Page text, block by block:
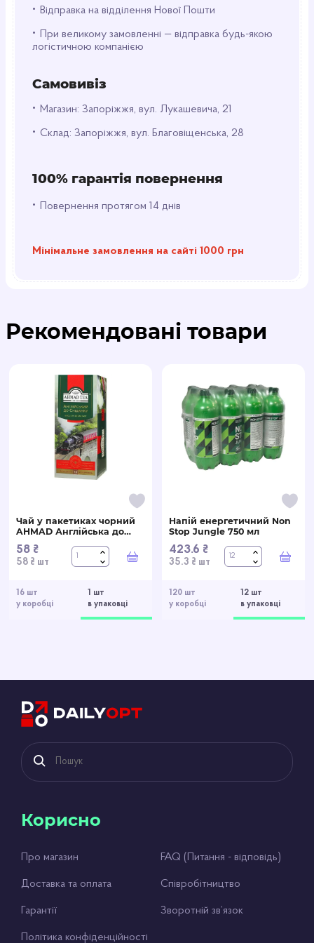
• Відправка на відділення Нової Пошти
•
При великому замовленні — відправка будь-якою
логістичною компанією
Самовивіз
• Магазин: Запоріжжя, вул. Лукашевича, 21
• Склад: Запоріжжя, вул. Благовіщенська, 28
100% гарантія повернення
• Повернення протягом 14 днів
Мінімальне замовлення на сайті 1000 грн
бізнесу.
Доставка по Україні:
Завдяки надійній логістиці та досвідченим
фахівцям, ваше замовлення буде доставлено
вчасно та у відмінному стані.
запропонувавши вашим клієнтам витончений
вишуканим смаком та ароматом цього напою,
Рекомендовані товари
16 шт
у коробці
1 шт
в упаковці
Чай у пакетиках чорний
AHMAD Англійська до
Сніданку 25 х 2 г
58 ₴
58 ₴ шт У кошик
120 шт
у коробці
12 шт
в упаковці
Напій енергетичний Non
Stop Jungle 750 мл
423.6 ₴
35.3 ₴ шт У
Корисно
Про магазин FAQ (Питання - відповідь)
Доставка та оплата Співробітництво
Гарантії Зворотній зв’язок
Політика конфіденційності